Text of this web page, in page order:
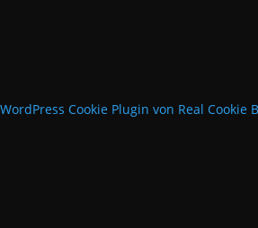
WordPress Cookie Plugin von Real Cookie